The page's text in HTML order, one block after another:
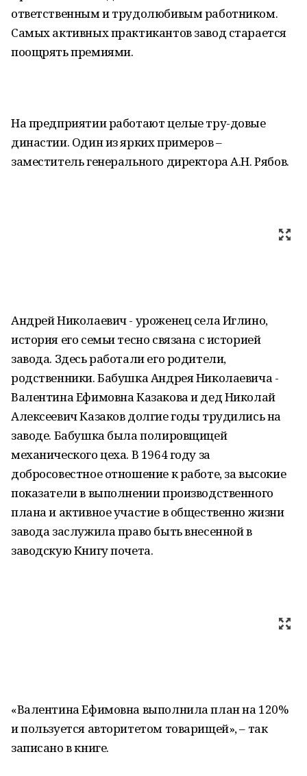
ответственным и трудолюбивым работником.
Самых активных практикантов завод старается
поощрять премиями.
На предприятии работают целые тру-довые
династии. Один из ярких примеров –
заместитель генерального директора А.Н. Рябов.
Андрей Николаевич - уроженец села Иглино,
история его семьи тесно связана с историей
завода. Здесь работали его родители,
родственники. Бабушка Андрея Николаевича -
Валентина Ефимовна Казакова и дед Николай
Алексеевич Казаков долгие годы трудились на
заводе. Бабушка была полировщицей
механического цеха. В 1964 году за
добросовестное отношение к работе, за высокие
показатели в выполнении производственного
плана и активное участие в общественно жизни
завода заслужила право быть внесенной в
заводскую Книгу почета.
«Валентина Ефимовна выполнила план на 120%
и пользуется авторитетом товарищей», – так
записано в книге.